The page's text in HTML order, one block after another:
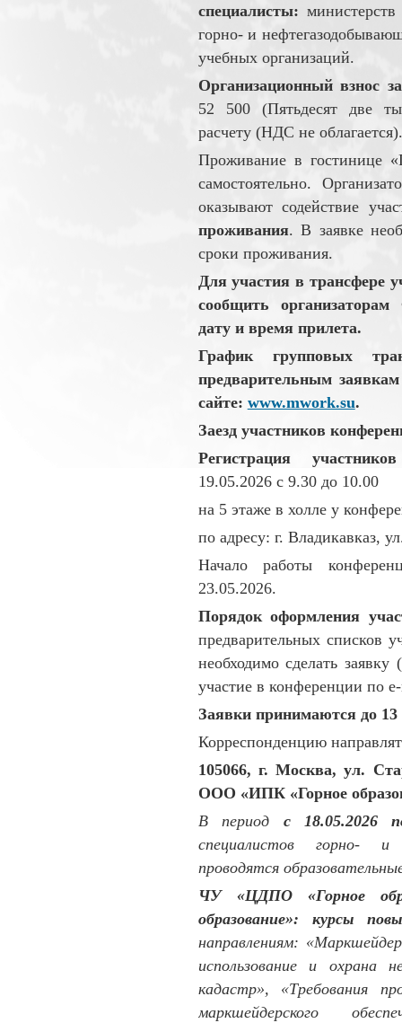
специалисты:
горно- и
учебных организаций.
Организационный взнос
52 500 (Пятьдесят две
расчету (НДС не облагается).
Проживание в гостинице
самостоятельно.
оказывают содействие
проживания. В заявке
сроки проживания.
Для участия в трансфере
сообщить
дату и время прилета.
График групповых
предварительным
сайте: www.mwork.su.
Заезд участников
Регистрация
19.05.2026 с 9.30 до 10.00
на 5 этаже в холле у
по адресу: г. Владикавказ,
Начало работы
23.05.2026.
Порядок оформления
предварительных списков
необходимо сделать
участие в конференции по
Заявки принимаются до
Корреспонденцию
105066, г. Москва, ул.
ООО «ИПК «Горное
В период с 18.05.2026
специалистов горно- и
проводятся
ЧУ «ЦДПО «Горное
образование»:
курсы
направлениям:
использование и охрана
кадастр», «Требования
маркшейдерского